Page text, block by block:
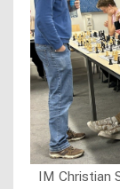
IM Christian